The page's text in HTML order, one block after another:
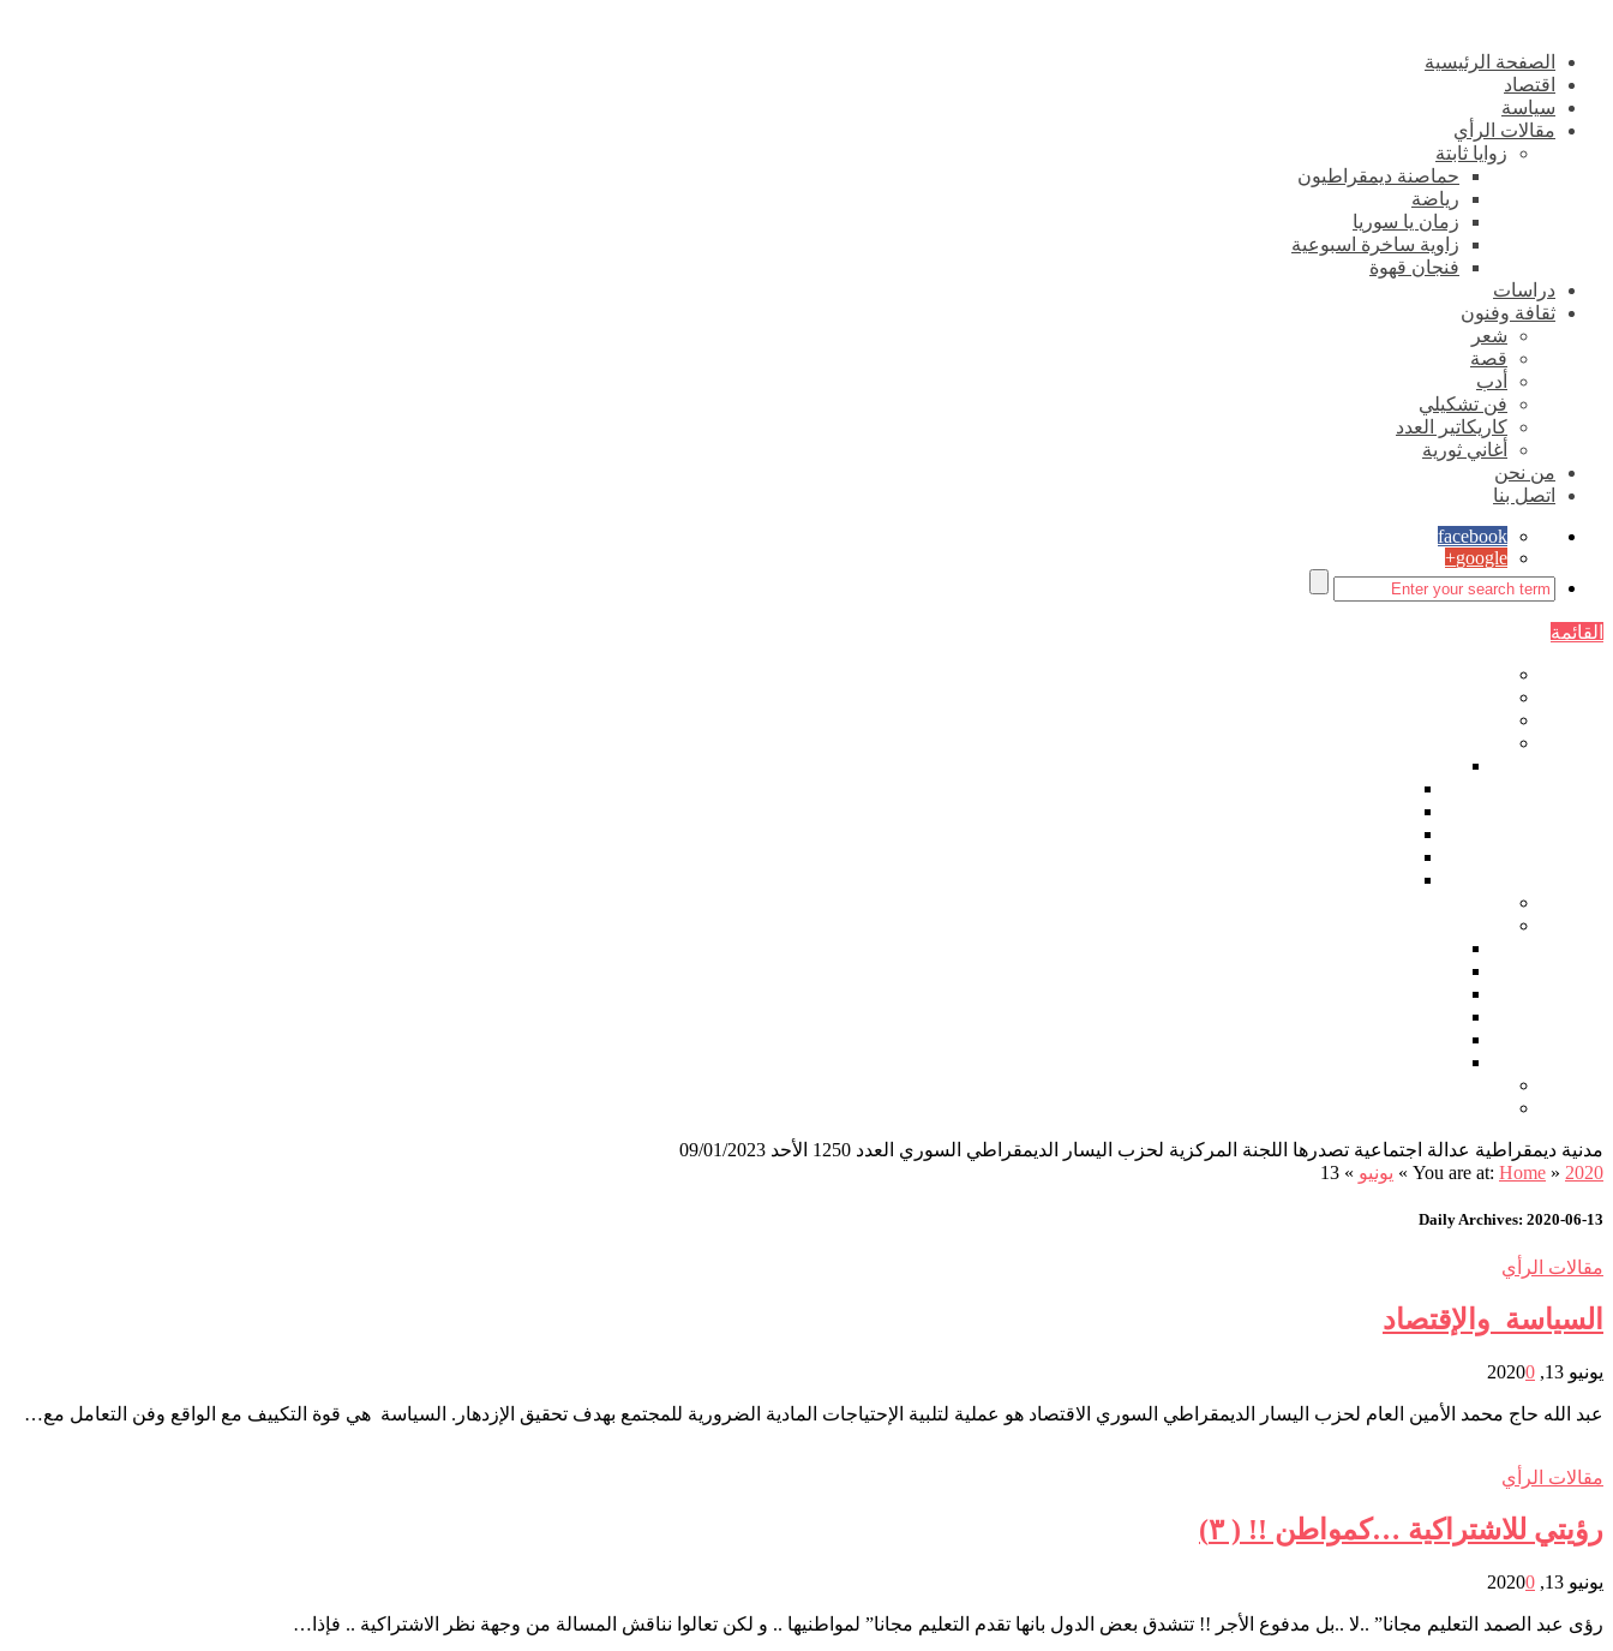
الصفحة الرئيسية
اقتصاد
سياسة
مقالات الرأي
زوايا ثابتة
حماصنة ديمقراطيون
رياضة
زمان يا سوريا
زاوية ساخرة اسبوعية
فنجان قهوة
دراسات
ثقافة وفنون
شعر
قصة
أدب
فن تشكيلي
كاريكاتير العدد
أغاني ثورية
من نحن
اتصل بنا
facebook
google+
القائمة
مدنية ديمقراطية عدالة اجتماعية تصدرها اللجنة المركزية لحزب اليسار الديمقراطي السوري العدد 1250 الأحد 09/01/2023
You are at: Home » 2020
» يونيو »
13
Daily Archives: 2020-06-13
مقالات الرأي
السياسة والإقتصاد
يونيو 13, 2020 0
عبد الله حاج محمد الأمين العام لحزب اليسار الديمقراطي السوري الاقتصاد هو عملية لتلبية الإحتياجات المادية الضرورية للمجتمع بهدف تحقيق الإزدهار. السياسة هي قوة التكييف مع الواقع وفن التعامل مع…
مقالات الرأي
رؤيتي للاشتراكية …كمواطن !! ( ٣)
يونيو 13, 2020 0
رؤى عبد الصمد التعليم مجانا” ..لا ..بل مدفوع الأجر !! تتشدق بعض الدول بانها تقدم التعليم مجانا” لمواطنيها .. و لكن تعالوا نناقش المسالة من وجهة نظر الاشتراكية .. فإذا…